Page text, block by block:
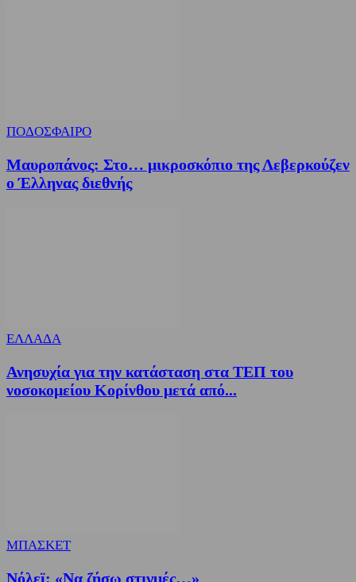
ΠΟΔΟΣΦΑΙΡΟ
Μαυροπάνος: Στο… μικροσκόπιο της Λεβερκούζεν
ο Έλληνας διεθνής
ΕΛΛΑΔΑ
Ανησυχία για την κατάσταση στα ΤΕΠ του
νοσοκομείου Κορίνθου μετά από...
ΜΠΑΣΚΕΤ
Nόλεϊ: «Να ζήσω στιγμές…»